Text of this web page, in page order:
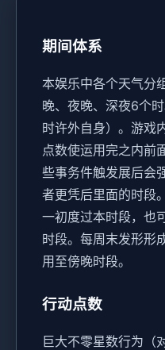
期间体系
本娱乐中各个天气分
晚、夜晚、深夜6个
时许外自身）。 游戏
点数使运用完之内前
些事务件触发展后会
者更凭后里面的时段。
一初度过本时段，也
时段。 每周末发形形
用至傍晚时段。
行动点数
巨大不零星数行为（